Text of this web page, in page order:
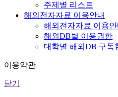
주제별 리스트
해외전자자료 이용안내
해외전자자료 이용안
해외DB별 이용권한
대학별 해외DB 구독
이용약관
닫기